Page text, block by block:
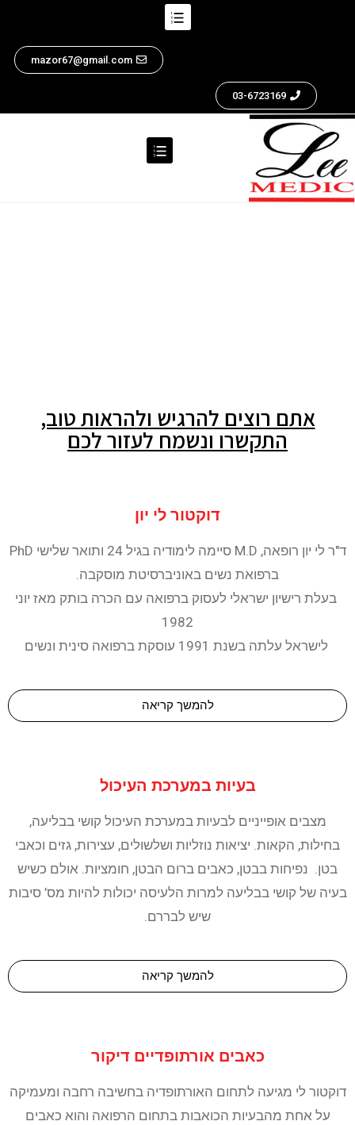
mazor67@gmail.com
03-6723169
אתם רוצים להרגיש ולהראות טוב,
התקשרו ונשמח לעזור לכם
דוקטור לי יון
ד"ר לי יון רופאה, M.D סיימה לימודיה בגיל 24 ותואר שלישי PhD
ברפואת נשים באוניברסיטת מוסקבה.
בעלת רישיון ישראלי לעסוק ברפואה עם הכרה בותק מאז יוני
1982
לישראל עלתה בשנת 1991 עוסקת ברפואה סינית ונשים
להמשך קריאה
בעיות במערכת העיכול
מצבים אופייניים לבעיות במערכת העיכול קושי בבליעה,
בחילות, הקאות. יציאות נוזליות ושלשולים, עצירות, גזים וכאבי
בטן. נפיחות בבטן, כאבים ברום הבטן, חומציות. אולם כשיש
בעיה של קושי בבליעה למרות הלעיסה יכולות להיות מס’ סיבות
שיש לבררם.
להמשך קריאה
כאבים אורתופדיים דיקור
דוקטור לי מגיעה לתחום האורתופדיה בחשיבה רחבה ומעמיקה
על אחת מהבעיות הכואבות בתחום הרפואה והוא כאבים